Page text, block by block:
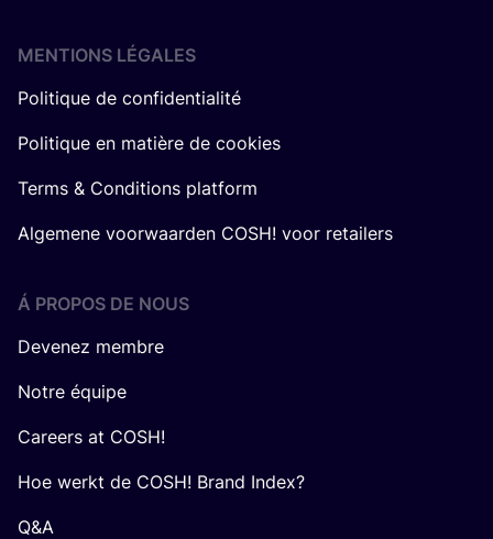
MENTIONS LÉGALES
Politique de confidentialité
Politique en matière de cookies
Terms & Conditions platform
Algemene voorwaarden COSH! voor retailers
Á PROPOS DE NOUS
Devenez membre
Notre équipe
Careers at COSH!
Hoe werkt de COSH! Brand Index?
Q&A